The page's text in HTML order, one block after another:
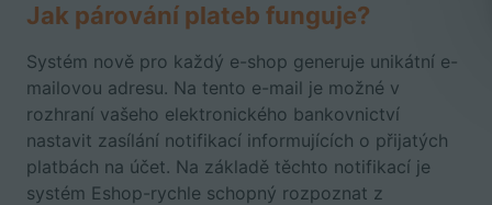
Jak párování plateb funguje?
Systém nově pro každý e-shop generuje unikátní e-
mailovou adresu. Na tento e-mail je možné v
rozhraní vašeho elektronického bankovnictví
nastavit zasílání notifikací informujících o přijatých
platbách na účet. Na základě těchto notifikací je
systém Eshop-rychle schopný rozpoznat z